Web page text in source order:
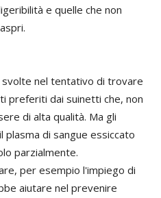
e quelle che non
nel tentativo di trovare
preferiti dai suinetti che, non
di alta qualità. Ma gli
di sangue essiccato
parzialmente.
per esempio l'impiego di
aiutare nel prevenire